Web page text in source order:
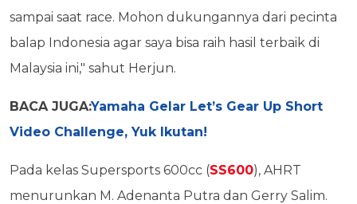
sampai saat race. Mohon dukungannya dari pecinta
balap Indonesia agar saya bisa raih hasil terbaik di
Malaysia ini," sahut Herjun.
BACA JUGA:Yamaha Gelar Let’s Gear Up Short
Video Challenge, Yuk Ikutan!
Pada kelas Supersports 600cc (SS600), AHRT
menurunkan M. Adenanta Putra dan Gerry Salim.